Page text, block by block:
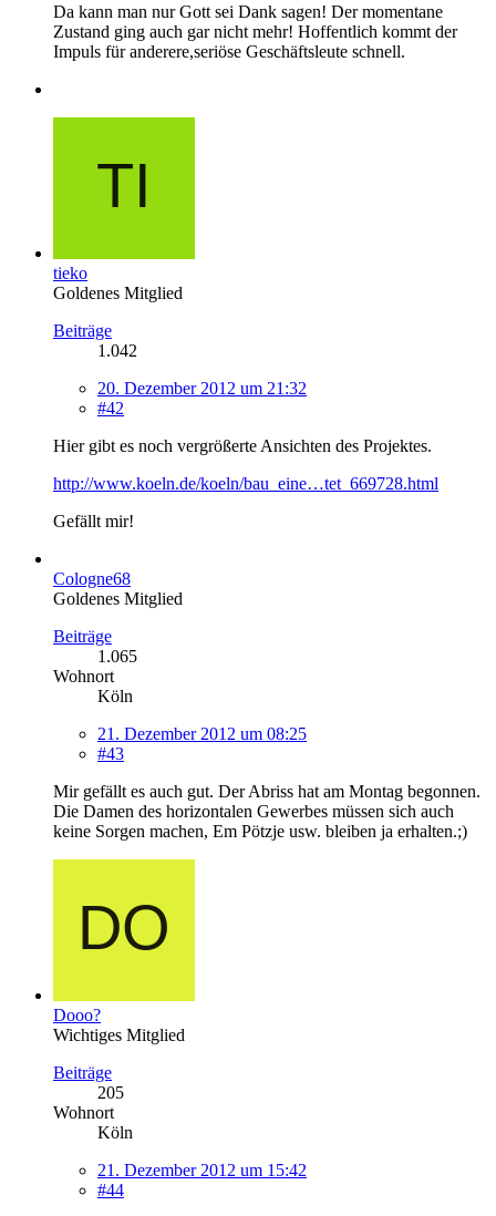
Da kann man nur Gott sei Dank sagen! Der momentane
Zustand ging auch gar nicht mehr! Hoffentlich kommt der
Impuls für anderere,seriöse Geschäftsleute schnell.
tieko
Goldenes Mitglied
Beiträge
1.042
20. Dezember 2012 um 21:32
#42
Hier gibt es noch vergrößerte Ansichten des Projektes.
http://www.koeln.de/koeln/bau_eine…tet_669728.html
Gefällt mir!
Cologne68
Goldenes Mitglied
Beiträge
1.065
Wohnort
Köln
21. Dezember 2012 um 08:25
#43
Mir gefällt es auch gut. Der Abriss hat am Montag begonnen.
Die Damen des horizontalen Gewerbes müssen sich auch
keine Sorgen machen, Em Pötzje usw. bleiben ja erhalten.;)
Dooo?
Wichtiges Mitglied
Beiträge
205
Wohnort
Köln
21. Dezember 2012 um 15:42
#44